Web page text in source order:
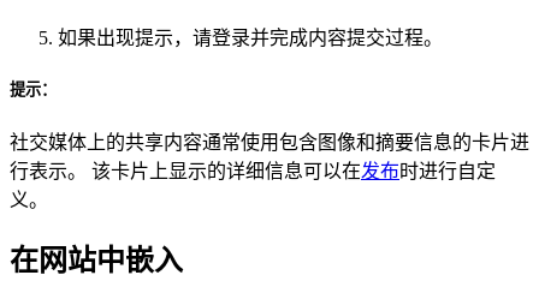
如果出现提示，请登录并完成内容提交过程。
提示：
社交媒体上的共享内容通常使用包含图像和摘要信息的卡片进
行表示。 该卡片上显示的详细信息可以在发布时进行自定
义。
在网站中嵌入